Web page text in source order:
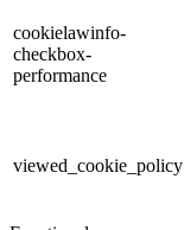
cookielawinfo-
checkbox-
performance
viewed_cookie_policy